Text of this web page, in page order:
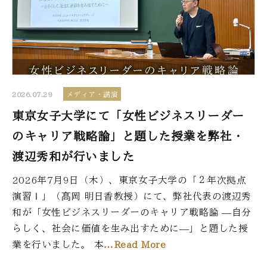
2026.07.29 メディア・講演
東京女子大学にて「女性ビジネスリーダー
のキャリア戦略論」と題した授業を弊社・
渡辺秀和が行いました
2026年7月9日（木）、東京女子大学の「２年次拠点
演習Ⅰ」（髙岡 明日香教授）にて、弊社代表の渡辺秀
和が「女性ビジネスリーダーのキャリア戦略論 ―自分
らしく、社会に価値を生み出すために―」と題した授
業を行いました。 本…Read More